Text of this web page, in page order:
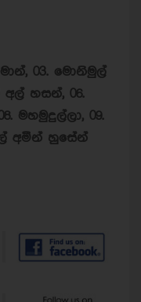
03. මොනිමුල්
හසන්, 06.
මහමුදුල්ලා, 09.
අමීන් හුසේන්